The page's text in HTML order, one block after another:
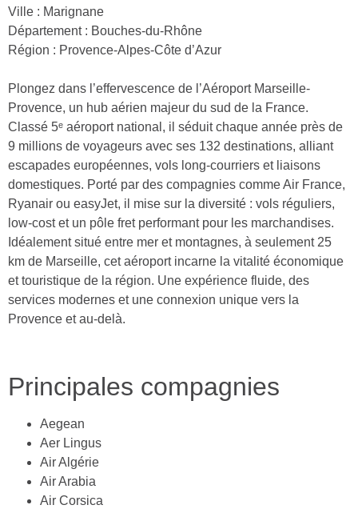
Ville : Marignane
Département : Bouches-du-Rhône
Région : Provence-Alpes-Côte d’Azur
Plongez dans l’effervescence de l’Aéroport Marseille-
Provence, un hub aérien majeur du sud de la France.
Classé 5ᵉ aéroport national, il séduit chaque année près de
9 millions de voyageurs avec ses 132 destinations, alliant
escapades européennes, vols long-courriers et liaisons
domestiques. Porté par des compagnies comme Air France,
Ryanair ou easyJet, il mise sur la diversité : vols réguliers,
low-cost et un pôle fret performant pour les marchandises.
Idéalement situé entre mer et montagnes, à seulement 25
km de Marseille, cet aéroport incarne la vitalité économique
et touristique de la région. Une expérience fluide, des
services modernes et une connexion unique vers la
Provence et au-delà.
Principales compagnies
Aegean
Aer Lingus
Air Algérie
Air Arabia
Air Corsica